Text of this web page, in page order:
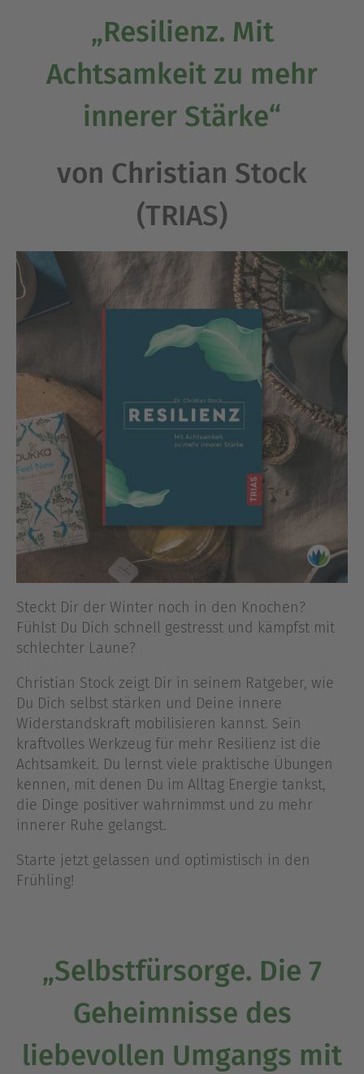
„Resilienz. Mit
Achtsamkeit zu mehr
innerer Stärke“
von Christian Stock
(TRIAS)
Steckt Dir der Winter noch in den Knochen?
Fühlst Du Dich schnell gestresst und kämpfst mit
schlechter Laune?
Christian Stock zeigt Dir in seinem Ratgeber, wie
Du Dich selbst stärken und Deine innere
Widerstandskraft mobilisieren kannst. Sein
kraftvolles Werkzeug für mehr Resilienz ist die
Achtsamkeit. Du lernst viele praktische Übungen
kennen, mit denen Du im Alltag Energie tankst,
die Dinge positiver wahrnimmst und zu mehr
innerer Ruhe gelangst.
Starte jetzt gelassen und optimistisch in den
Frühling!
„Selbstfürsorge. Die 7
Geheimnisse des
liebevollen Umgangs mit